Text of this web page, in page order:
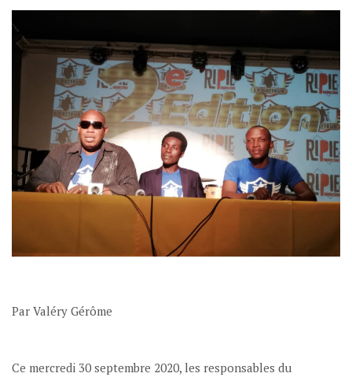
Par Valéry Gérôme
Ce mercredi 30 septembre 2020, les responsables du